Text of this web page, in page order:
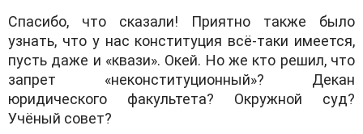
Спасибо, что сказали! Приятно также было
узнать, что у нас конституция всё-таки имеется,
пусть даже и «квази». Окей. Но же кто решил, что
запрет «неконституционный»? Декан
юридического факультета? Окружной суд?
Учёный совет?